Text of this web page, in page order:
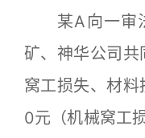
某A向一审法
矿、神华公司
窝工损失、材
0元（机械窝工